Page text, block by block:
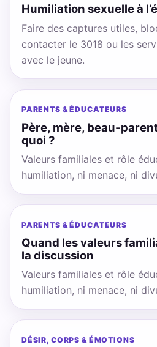
Humiliation sexuelle à
Faire des captures utiles,
contacter le 3018 ou les
avec le jeune.
PARENTS & ÉDUCATEURS
Père, mère, beau-
quoi ?
Valeurs familiales et rôle
humiliation, ni menace, ni
PARENTS & ÉDUCATEURS
Quand les valeurs
la discussion
Valeurs familiales et rôle
humiliation, ni menace, ni
DÉSIR, CORPS & ÉMOTIONS